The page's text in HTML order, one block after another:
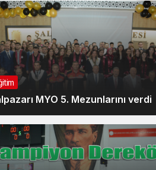
MYO 5. Mezunlarını verdi